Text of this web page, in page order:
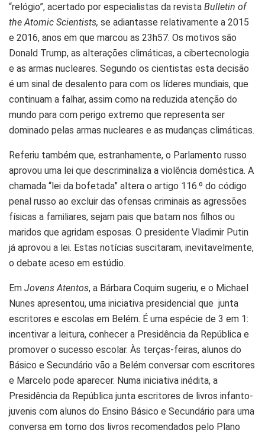
“relógio”, acertado por especialistas da revista Bulletin of
the Atomic Scientists, se adiantasse relativamente a 2015
e 2016, anos em que marcou as 23h57. Os motivos são
Donald Trump, as alterações climáticas, a cibertecnologia
e as armas nucleares. Segundo os cientistas esta decisão
é um sinal de desalento para com os líderes mundiais, que
continuam a falhar, assim como na reduzida atenção do
mundo para com perigo extremo que representa ser
dominado pelas armas nucleares e as mudanças climáticas.
Referiu também que, estranhamente, o Parlamento russo
aprovou uma lei que descriminaliza a violência doméstica. A
chamada “lei da bofetada” altera o artigo 116.º do código
penal russo ao excluir das ofensas criminais as agressões
físicas a familiares, sejam pais que batam nos filhos ou
maridos que agridam esposas. O presidente Vladimir Putin
já aprovou a lei. Estas notícias suscitaram, inevitavelmente,
o debate aceso em estúdio.
Em Jovens Atentos, a Bárbara Coquim sugeriu, e o Michael
Nunes apresentou, uma iniciativa presidencial que junta
escritores e escolas em Belém. É uma espécie de 3 em 1:
incentivar a leitura, conhecer a Presidência da República e
promover o sucesso escolar. Às terças-feiras, alunos do
Básico e Secundário vão a Belém conversar com escritores
e Marcelo pode aparecer. Numa iniciativa inédita, a
Presidência da República junta escritores de livros infanto-
juvenis com alunos do Ensino Básico e Secundário para uma
conversa em torno dos livros recomendados pelo Plano